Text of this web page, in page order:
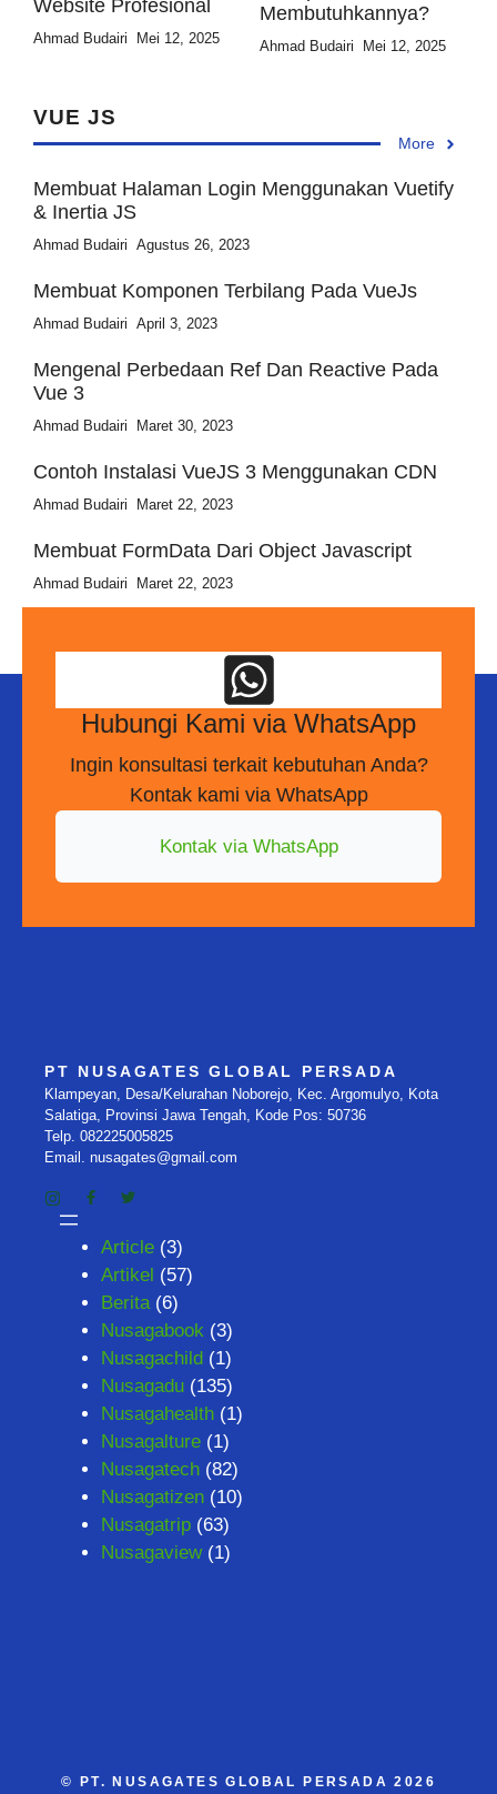
Website Profesional
Ahmad Budairi Mei 12, 2025
Membutuhkannya?
Ahmad Budairi Mei 12, 2025
VUE JS
More
Membuat Halaman Login Menggunakan Vuetify
& Inertia JS
Ahmad Budairi Agustus 26, 2023
Membuat Komponen Terbilang Pada VueJs
Ahmad Budairi April 3, 2023
Mengenal Perbedaan Ref Dan Reactive Pada
Vue 3
Ahmad Budairi Maret 30, 2023
Contoh Instalasi VueJS 3 Menggunakan CDN
Ahmad Budairi Maret 22, 2023
Membuat FormData Dari Object Javascript
Ahmad Budairi Maret 22, 2023
Hubungi Kami via WhatsApp
Ingin konsultasi terkait kebutuhan Anda?
Kontak kami via WhatsApp
Kontak via WhatsApp
PT NUSAGATES GLOBAL PERSADA
Klampeyan, Desa/Kelurahan Noborejo, Kec. Argomulyo, Kota
Salatiga, Provinsi Jawa Tengah, Kode Pos: 50736
Telp. 082225005825
Email. nusagates@gmail.com
Article (3)
Artikel (57)
Berita(6)
Nusagabook (3)
Nusagachild (1)
Nusagadu (135)
Nusagahealth (1)
Nusagalture (1)
Nusagatech (82)
Nusagatizen (10)
Nusagatrip (63)
Nusagaview(1)
© PT. NUSAGATES GLOBAL PERSADA 2026